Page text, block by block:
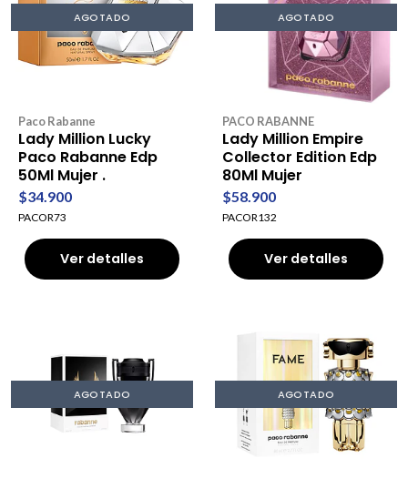
AGOTADO
Paco Rabanne
Lady Million Lucky
Paco Rabanne Edp
50Ml Mujer .
$34.900
PACOR73
Ver detalles
AGOTADO
PACO RABANNE
Lady Million Empire
Collector Edition Edp
80Ml Mujer
$58.900
PACOR132
Ver detalles
AGOTADO AGOTADO